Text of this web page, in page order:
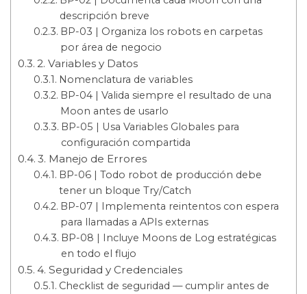
descripción breve
BP-03 | Organiza los robots en carpetas
por área de negocio
2. Variables y Datos
Nomenclatura de variables
BP-04 | Valida siempre el resultado de una
Moon antes de usarlo
BP-05 | Usa Variables Globales para
configuración compartida
3. Manejo de Errores
BP-06 | Todo robot de producción debe
tener un bloque Try/Catch
BP-07 | Implementa reintentos con espera
para llamadas a APIs externas
BP-08 | Incluye Moons de Log estratégicas
en todo el flujo
4. Seguridad y Credenciales
Checklist de seguridad — cumplir antes de